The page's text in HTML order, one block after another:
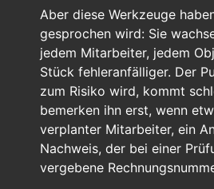
Aber diese Werkzeuge
gesprochen wird: Sie
jedem Mitarbeiter, jedem
Stück fehleranfälliger. Der
zum Risiko wird, kommt
bemerken ihn erst, wenn
verplanter Mitarbeiter, ein
Nachweis, der bei einer
vergebene